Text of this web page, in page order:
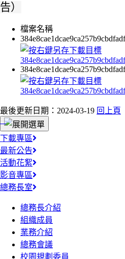
告）
檔案名稱
最後更新日期：2024-03-19 回上頁
:::
下載專區
最新公告
活動花絮
影音專區
總務長室
總務長介紹
組織成員
業務介紹
總務會議
校園規劃委員